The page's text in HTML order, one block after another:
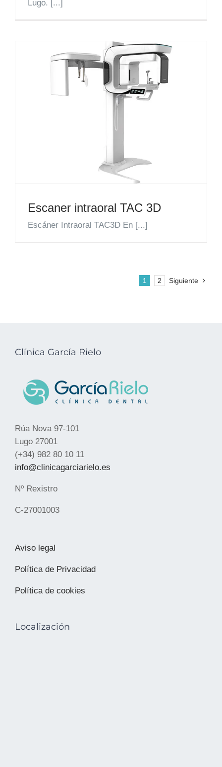
Lugo. [...]
Escaner intraoral TAC 3D
Escáner Intraoral TAC3D En [...]
1 2 Siguiente
Clínica García Rielo
Rúa Nova 97-101
Lugo 27001
(+34) 982 80 10 11
info@clinicagarciarielo.es
Nº Rexistro
C-27001003
Aviso legal
Política de Privacidad
Política de cookies
Localización